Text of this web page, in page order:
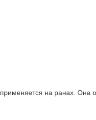
на ранах. Она